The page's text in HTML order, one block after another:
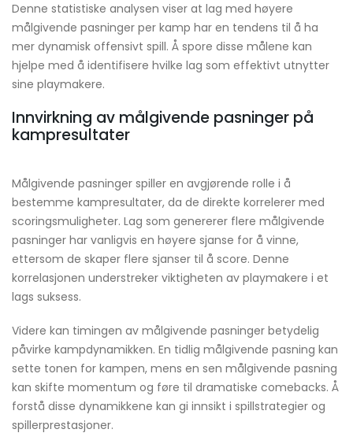
Denne statistiske analysen viser at lag med høyere
målgivende pasninger per kamp har en tendens til å ha
mer dynamisk offensivt spill. Å spore disse målene kan
hjelpe med å identifisere hvilke lag som effektivt utnytter
sine playmakere.
Innvirkning av målgivende pasninger på
kampresultater
Målgivende pasninger spiller en avgjørende rolle i å
bestemme kampresultater, da de direkte korrelerer med
scoringsmuligheter. Lag som genererer flere målgivende
pasninger har vanligvis en høyere sjanse for å vinne,
ettersom de skaper flere sjanser til å score. Denne
korrelasjonen understreker viktigheten av playmakere i et
lags suksess.
Videre kan timingen av målgivende pasninger betydelig
påvirke kampdynamikken. En tidlig målgivende pasning kan
sette tonen for kampen, mens en sen målgivende pasning
kan skifte momentum og føre til dramatiske comebacks. Å
forstå disse dynamikkene kan gi innsikt i spillstrategier og
spillerprestasjoner.